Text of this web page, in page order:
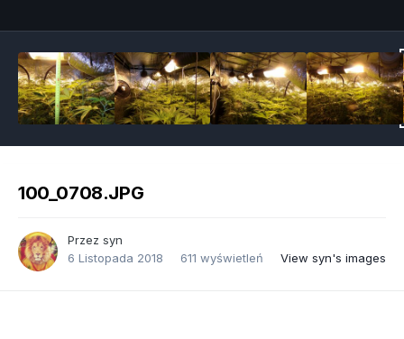
100_0708.JPG
Przez syn
6 Listopada 2018
611 wyświetleń View syn's images